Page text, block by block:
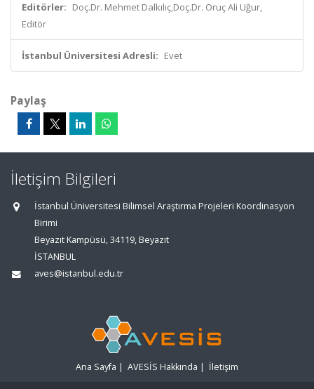
Editörler: Doç.Dr. Mehmet Dalkılıç,Doç.Dr. Oruç Ali Uğur,
Editör
İstanbul Üniversitesi Adresli: Evet
Paylaş
İletişim Bilgileri
İstanbul Üniversitesi Bilimsel Araştırma Projeleri Koordinasyon
Birimi
Beyazıt Kampüsü, 34119, Beyazıt
İSTANBUL
aves@istanbul.edu.tr
Ana Sayfa | AVESİS Hakkında | İletişim